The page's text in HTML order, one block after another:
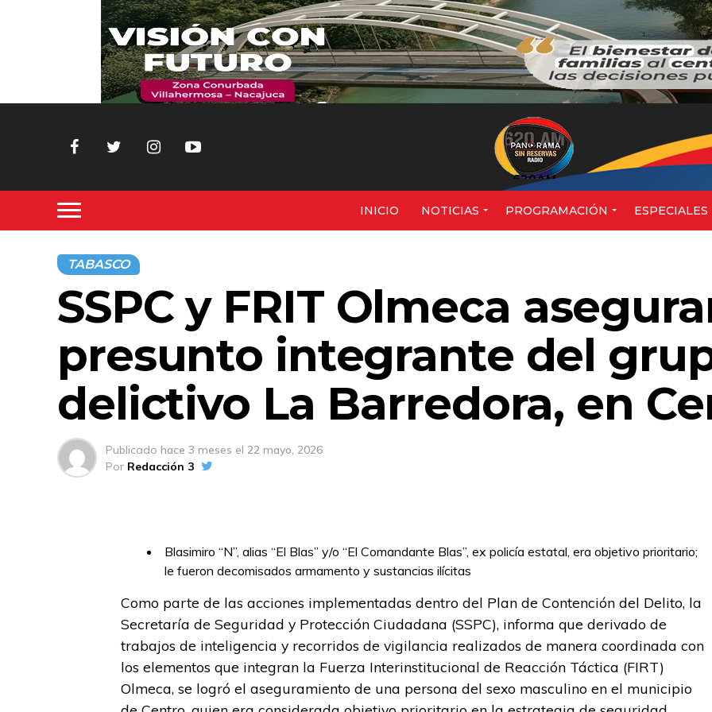
620AM
INICIO NOTICIAS PROGRAMACIÓN ESPECIALES
TABASCO
SSPC y FRIT Olmeca
presunto integrante del
delictivo La Barredora, en
Publicado hace 3 meses el 22 mayo, 2026
Por Redacción 3
Blasimiro “N”, alias “El Blas” y/o “El Comandante Blas”, ex policía estatal, era objetivo prioritario;
le fueron decomisados armamento y sustancias ilícitas
Como parte de las acciones implementadas dentro del Plan de Contención del Delito, la
Secretaría de Seguridad y Protección Ciudadana (SSPC), informa que derivado de
trabajos de inteligencia y recorridos de vigilancia realizados de manera coordinada con
los elementos que integran la Fuerza Interinstitucional de Reacción Táctica (FIRT)
Olmeca, se logró el aseguramiento de una persona del sexo masculino en el municipio